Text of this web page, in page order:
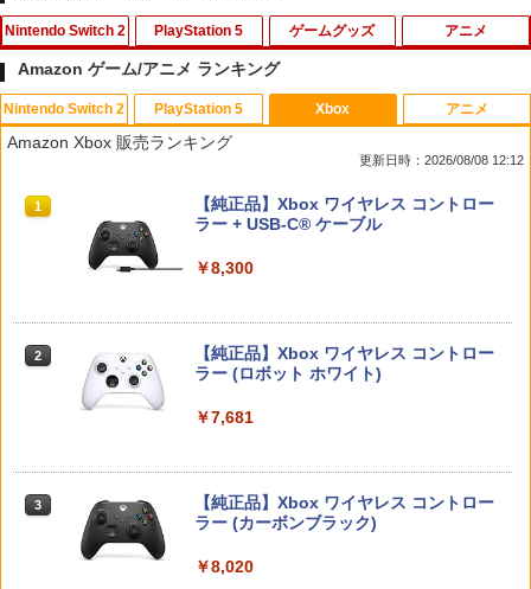
Nintendo Switch 2
1
ドラゴンクエストXI 過ぎ去りし時を求
めて S Switch2版
￥4,930
FINAL FANTASY VII REBIRTH 【Switc
￥5,920
￥6,001
PlayStation 5
1
PS5コントローラー用 アナログスティッ
クカバープラス ブラック デュアルセン
ス デュアルショック対応 コロンバスサ
料】 【最強翌日配送】
ード ミラージュソフト:プレイステーシ
ョン5ソフト／アクション・ゲーム
￥1,620
3
【特典】夢灯華 -Noctuary- PS5版
(【初回外付特典】ポストカードセット(3
ゲームグッズ
1 【中古】Wii Sports
派 ルール設定 食いタン 裏ドラ カンドラ
東風戦 半荘戦 一発 フリテンリーチ ツモ
【新品】【PCET】ゲーミングガラスマ
ーズ マイメロディ[お取寄せ品]
アニメ
1
【中古】【未使用品】トイ・ストーリー
3 [DVDのみ]
￥2,780
￥4,327
￥4,989
Amazon ゲーム/アニメ ランキング
Nintendo Switch 2
1
スプラトゥーン レイダース|オンライン
コード版
￥5,832
スプラトゥーン レイダース -Switch2
￥6,446
Nintendo Switch 2(日本語・国内専用)
PlayStation 5
1
PlayStation 5 デジタル・エディション
日本語専用 Console Language: Japan
Beast of Reincarnation -PS5 【特典】
J) PlayStation 5
Xbox
Amazon Xbox 販売ランキング
更新日時：2026/08/08 12:12
1
【純正品】Xbox ワイヤレス コントロー
ラー + USB-C® ケーブル
￥8,300
2
【純正品】Xbox ワイヤレス コントロー
ラー (ロボット ホワイト)
￥7,681
3
【純正品】Xbox ワイヤレス コントロー
ラー (カーボンブラック)
￥8,020
アニメ